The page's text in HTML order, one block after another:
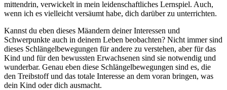
mittendrin, verwickelt in mein leidenschaftliches Lernspiel. Auch,
wenn ich es vielleicht versäumt habe, dich darüber zu unterrichten.
Kannst du eben dieses Mäandern deiner Interessen und
Schwerpunkte auch in deinem Leben beobachten? Nicht immer sind
dieses Schlängelbewegungen für andere zu verstehen, aber für das
Kind und für den bewussten Erwachsenen sind sie notwendig und
wunderbar. Genau eben diese Schlängelbewegungen sind es, die
den Treibstoff und das totale Interesse an dem voran bringen, was
dein Kind oder dich ausmacht.